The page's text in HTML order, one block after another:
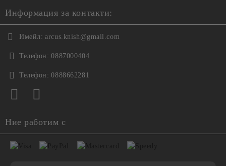
Информация за контакти:
Имейл: arcus.knish@gmail.com
Телефон: 0887000404
Телефон: 0888662281
Ние работим с